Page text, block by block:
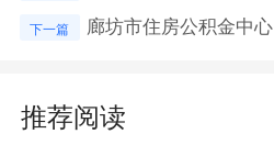
下一篇 廊坊市住房公积金中心
推荐阅读